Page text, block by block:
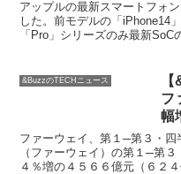
近
アップルの最新スマートフォ
した。前モデルの「iPhone14
「Pro」シリーズのみ最新SoC
&BuzzのTECHニュース
フ
幅
ファーウェイ、第１─第３・
（ファーウェイ）の第１─第
４％増の４５６６億元（６２